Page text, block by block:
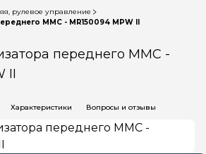
рулевое управление
MMC - MR150094 MPW II
переднего MMC -
II
Характеристики Вопросы и отзывы